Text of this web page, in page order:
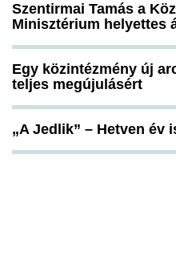
Szentirmai Tamás a
Minisztérium helyettes
Egy közintézmény új
teljes megújulásért
„A Jedlik” – Hetven év